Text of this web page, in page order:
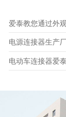
爱泰教您通过外
电源连接器生产
电动车连接器爱